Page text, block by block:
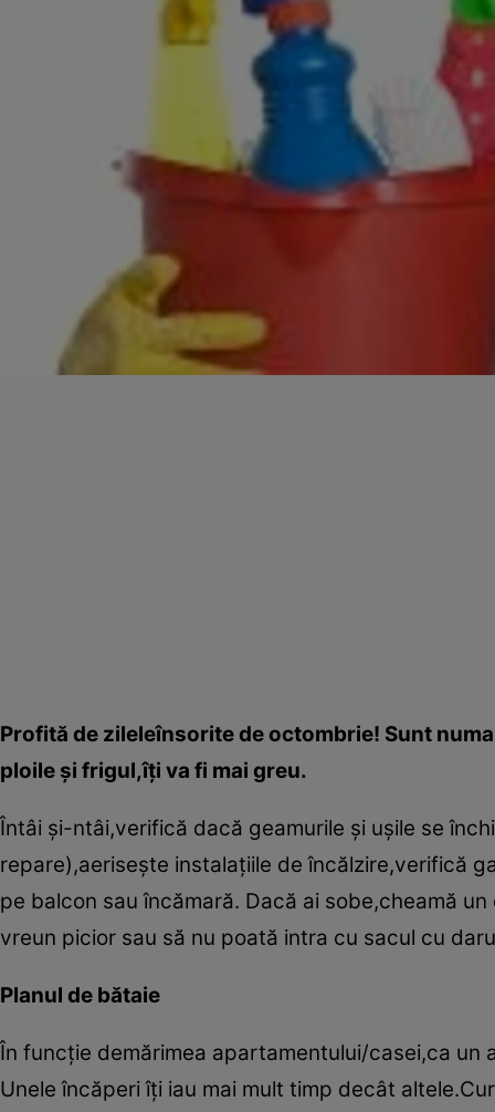
Profită de zileleînsorite de octombrie! Sunt
ploile şi frigul,îţi va fi mai greu.
Întâi şi-ntâi,verifică dacă geamurile şi uşile se
repare),aeriseşte instalaţiile de încălzire,verifică
pe balcon sau încămară. Dacă ai sobe,cheamă
vreun picior sau să nu poată intra cu sacul cu
Planul de bătaie
În funcţie demărimea apartamentului/casei,ca
Unele încăperi îţi iau mai mult timp decât